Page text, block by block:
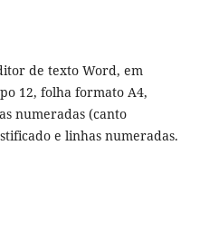
de texto Word, em
12, folha formato A4,
numeradas (canto
e linhas numeradas.